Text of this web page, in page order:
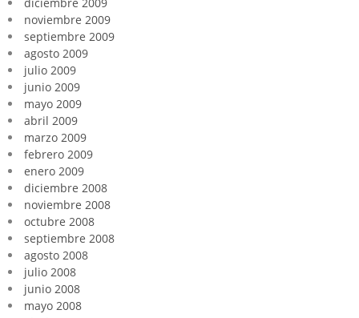
diciembre 2009
noviembre 2009
septiembre 2009
agosto 2009
julio 2009
junio 2009
mayo 2009
abril 2009
marzo 2009
febrero 2009
enero 2009
diciembre 2008
noviembre 2008
octubre 2008
septiembre 2008
agosto 2008
julio 2008
junio 2008
mayo 2008